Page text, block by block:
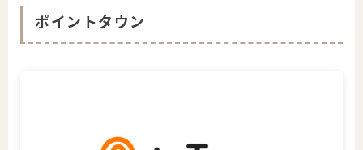
ポイントタウン